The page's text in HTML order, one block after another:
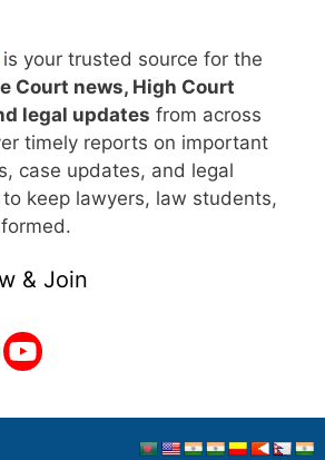
is your trusted source for the
Court news, High Court
legal updates from across
timely reports on important
case updates, and legal
keep lawyers, law students,
& Join